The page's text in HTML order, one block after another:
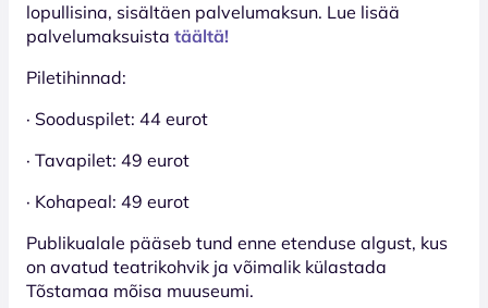
lopullisina, sisältäen palvelumaksun. Lue lisää
palvelumaksuista täältä!
Piletihinnad:
· Sooduspilet: 44 eurot
· Tavapilet: 49 eurot
· Kohapeal: 49 eurot
Publikualale pääseb tund enne etenduse algust, kus
on avatud teatrikohvik ja võimalik külastada
Tõstamaa mõisa muuseumi.